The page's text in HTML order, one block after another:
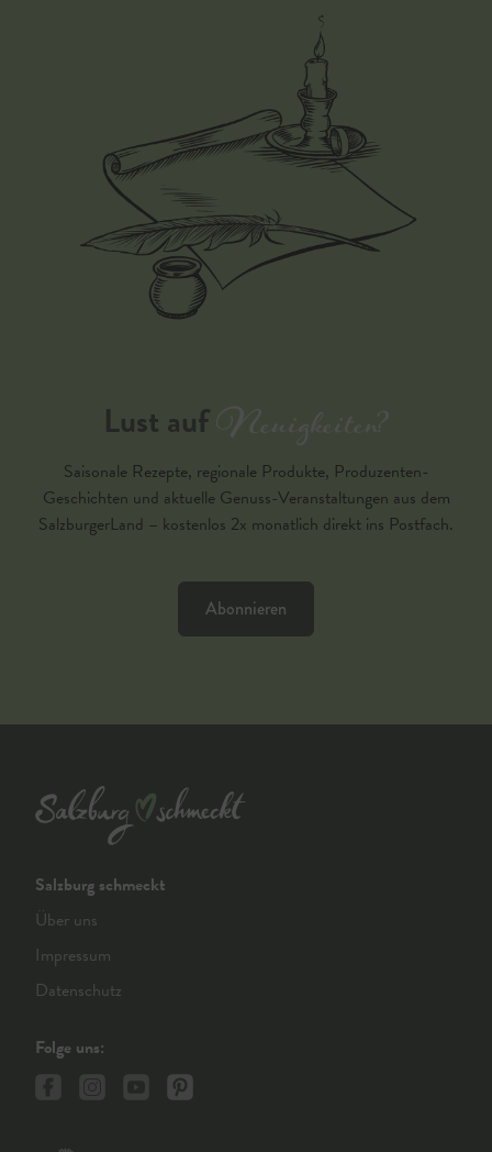
Lust aufNeuigkeiten?
Saisonale Rezepte, regionale Produkte, Produzenten-
Geschichten und aktuelle Genuss-Veranstaltungen aus dem
SalzburgerLand – kostenlos 2x monatlich direkt ins Postfach.
Abonnieren
Salzburg schmeckt
Über uns
Impressum
Datenschutz
Folge uns: